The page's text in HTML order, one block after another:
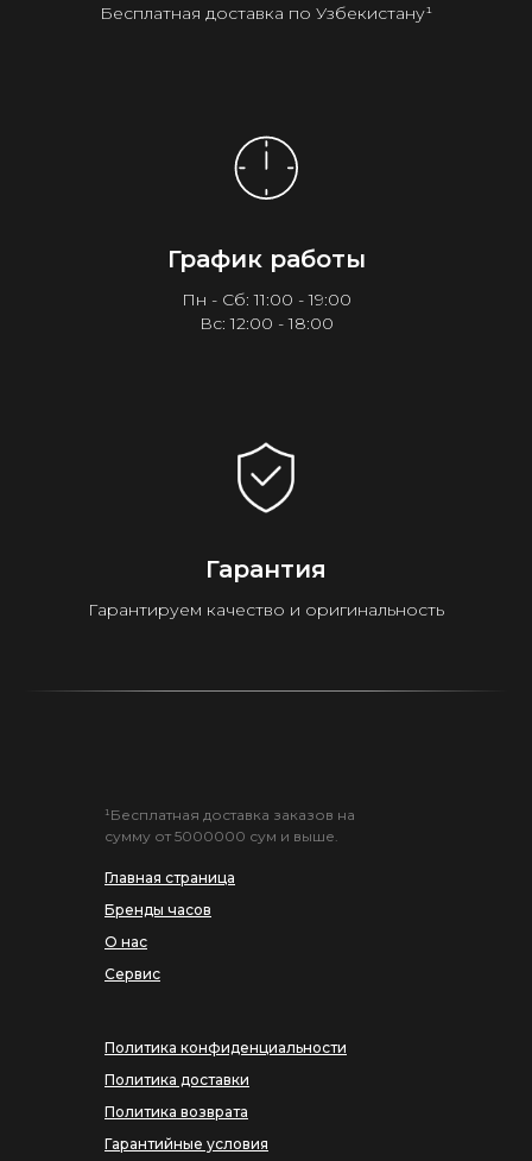
Бесплатная доставка по Узбекистану¹
График работы
Пн - Сб: 11:00 - 19:00
Вс: 12:00 - 18:00
Гарантия
Гарантируем качество и оригинальность
Главная страница
Бренды часов
О нас
Сервис
¹Бесплатная доставка заказов на
сумму от 5000000 сум и выше.
Политика конфиденциальности
Политика доставки
Политика возврата
Гарантийные условия